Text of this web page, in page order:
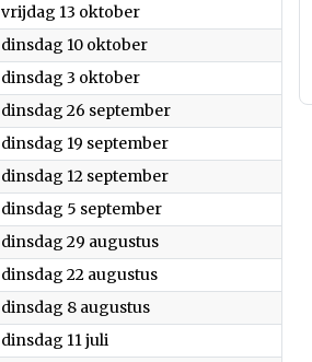
vrijdag 13 oktober2023
dinsdag 10 oktober2023
dinsdag 3 oktober2023
dinsdag 26 september2023
dinsdag 19 september2023
dinsdag 12 september2023
dinsdag 5 september2023
dinsdag 29 augustus2023
dinsdag 22 augustus2023
dinsdag 8 augustus2023
dinsdag 11 juli